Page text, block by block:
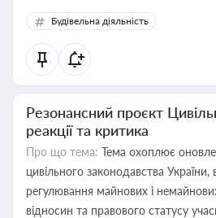
Будівельна діяльність
Резонансний проєкт
реакції та критика
Про що тема: Тема охоплює
цивільного законодавства
регулювання майнових і
відносин та правового статусу